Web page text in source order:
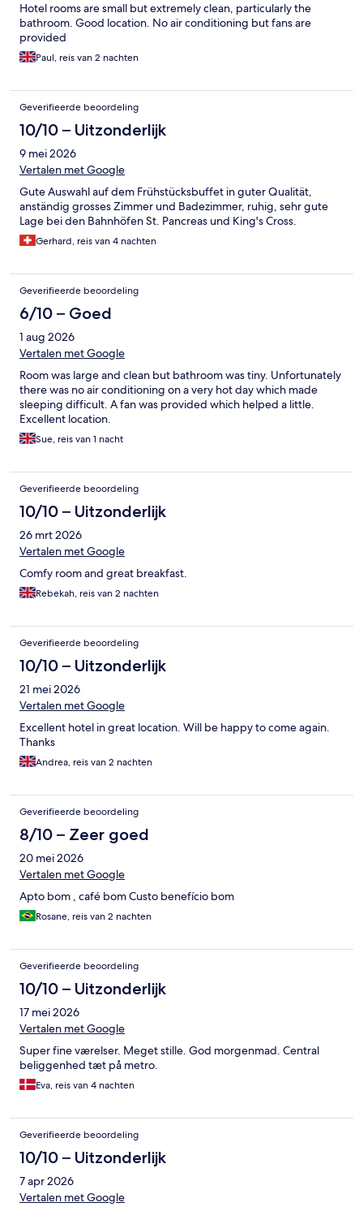
Hotel rooms are small but extremely clean, particularly the
bathroom. Good location. No air conditioning but fans are
provided
Paul, reis van 2 nachten
Geverifieerde beoordeling
10/10 – Uitzonderlijk
9 mei 2026
Vertalen met Google
Gute Auswahl auf dem Frühstücksbuffet in guter Qualität,
anständig grosses Zimmer und Badezimmer, ruhig, sehr gute
Lage bei den Bahnhöfen St. Pancreas und King's Cross.
Gerhard, reis van 4 nachten
Geverifieerde beoordeling
6/10 – Goed
1 aug 2026
Vertalen met Google
Room was large and clean but bathroom was tiny. Unfortunately
there was no air conditioning on a very hot day which made
sleeping difficult. A fan was provided which helped a little.
Excellent location.
Sue, reis van 1 nacht
Geverifieerde beoordeling
10/10 – Uitzonderlijk
26 mrt 2026
Vertalen met Google
Comfy room and great breakfast.
Rebekah, reis van 2 nachten
Geverifieerde beoordeling
10/10 – Uitzonderlijk
21 mei 2026
Vertalen met Google
Excellent hotel in great location. Will be happy to come again.
Thanks
Andrea, reis van 2 nachten
Geverifieerde beoordeling
8/10 – Zeer goed
20 mei 2026
Vertalen met Google
Apto bom , café bom Custo benefício bom
Rosane, reis van 2 nachten
Geverifieerde beoordeling
10/10 – Uitzonderlijk
17 mei 2026
Vertalen met Google
Super fine værelser. Meget stille. God morgenmad. Central
beliggenhed tæt på metro.
Eva, reis van 4 nachten
Geverifieerde beoordeling
10/10 – Uitzonderlijk
7 apr 2026
Vertalen met Google